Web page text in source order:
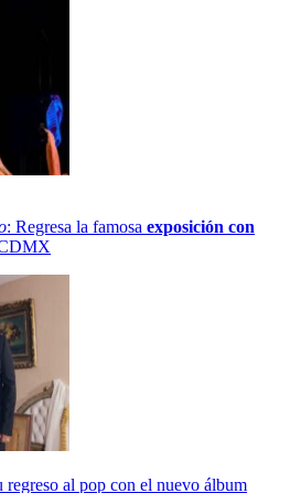
: Regresa la famosa exposición con
al pop con el nuevo álbum